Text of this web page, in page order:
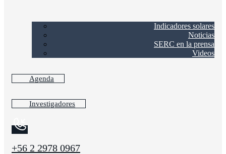
Indicadores solares
Noticias
SERC en la prensa
Videos
Agenda
Investigadores
+56 2 2978 0967